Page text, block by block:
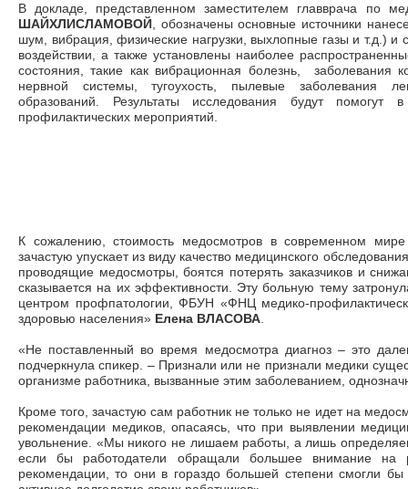
В докладе, представленном заместителем главврача по
ШАЙХЛИСЛАМОВОЙ, обозначены основные источники
шум, вибрация, физические нагрузки, выхлопные газы и т.д.)
воздействии, а также установлены наиболее
состояния, такие как вибрационная болезнь, заболевания
нервной системы, тугоухость, пылевые заболевания
образований. Результаты исследования будут
профилактических мероприятий.
К сожалению, стоимость медосмотров в современном мире
зачастую упускает из виду качество медицинского
проводящие медосмотры, боятся потерять заказчиков и
сказывается на их эффективности. Эту больную тему
центром профпатологии, ФБУН «ФНЦ медико-
здоровью населения» Елена ВЛАСОВА.
«Не поставленный во время медосмотра диагноз – это
подчеркнула спикер. – Признали или не признали медики
организме работника, вызванные этим заболеванием,
Кроме того, зачастую сам работник не только не идет на
рекомендации медиков, опасаясь, что при выявлении
увольнение. «Мы никого не лишаем работы, а лишь
если бы работодатели обращали большее внимание на
рекомендации, то они в гораздо большей степени смогли бы